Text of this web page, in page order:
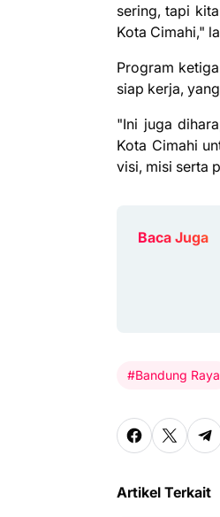
sering, tapi
Kota Cimahi,"
Program
siap kerja,
"Ini juga
Kota Cimahi
visi, misi serta
Baca Juga
#Bandung Raya
Artikel Terkait